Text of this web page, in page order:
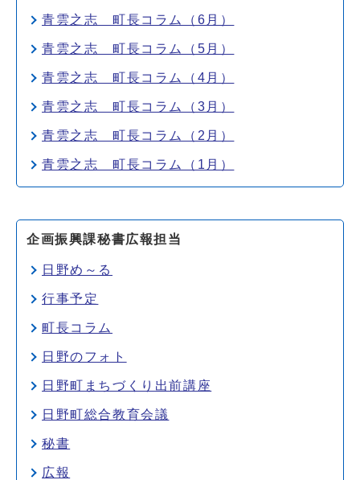
青雲之志 町長コラム（6月）
青雲之志 町長コラム（5月）
青雲之志 町長コラム（4月）
青雲之志 町長コラム（3月）
青雲之志 町長コラム（2月）
青雲之志 町長コラム（1月）
企画振興課秘書広報担当
日野め～る
行事予定
町長コラム
日野のフォト
日野町まちづくり出前講座
日野町総合教育会議
秘書
広報